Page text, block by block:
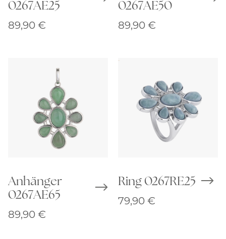
0267AE25
89,90 €
0267AE50
89,90 €
Anhänger
0267AE65
89,90 €
Ring 0267RE25
79,90 €